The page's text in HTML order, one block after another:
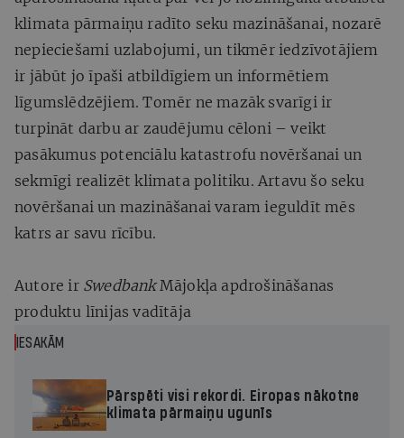
klimata pārmaiņu radīto seku mazināšanai, nozarē
nepieciešami uzlabojumi, un tikmēr iedzīvotājiem
ir jābūt jo īpaši atbildīgiem un informētiem
līgumslēdzējiem. Tomēr ne mazāk svarīgi ir
turpināt darbu ar zaudējumu cēloni – veikt
pasākumus potenciālu katastrofu novēršanai un
sekmīgi realizēt klimata politiku. Artavu šo seku
novēršanai un mazināšanai varam ieguldīt mēs
katrs ar savu rīcību.
Autore ir SwedbankMājokļa apdrošināšanas
produktu līnijas vadītāja
IESAKĀM
Pārspēti visi rekordi. Eiropas nākotne
klimata pārmaiņu ugunīs